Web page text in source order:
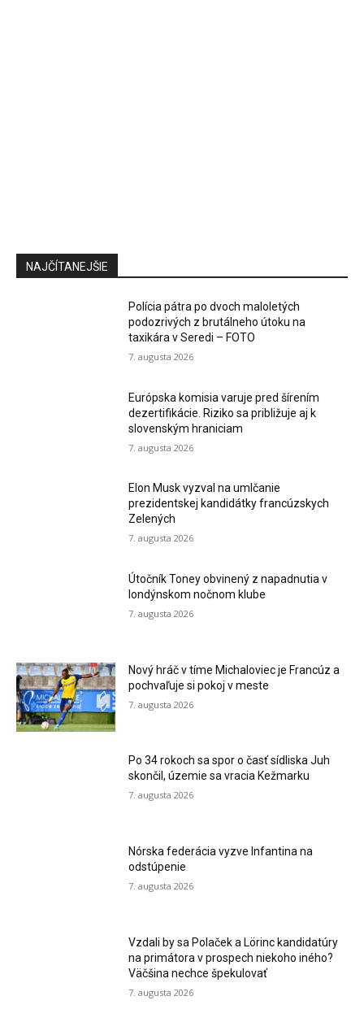
NAJČÍTANEJŠIE
Polícia pátra po dvoch maloletých
podozrivých z brutálneho útoku na
taxikára v Seredi – FOTO
7. augusta 2026
Európska komisia varuje pred šírením
dezertifikácie. Riziko sa približuje aj k
slovenským hraniciam
7. augusta 2026
Elon Musk vyzval na umlčanie
prezidentskej kandidátky francúzskych
Zelených
7. augusta 2026
Útočník Toney obvinený z napadnutia v
londýnskom nočnom klube
7. augusta 2026
Nový hráč v tíme Michaloviec je Francúz a
pochvaľuje si pokoj v meste
7. augusta 2026
Po 34 rokoch sa spor o časť sídliska Juh
skončil, územie sa vracia Kežmarku
7. augusta 2026
Nórska federácia vyzve Infantina na
odstúpenie
7. augusta 2026
Vzdali by sa Polaček a Lörinc kandidatúry
na primátora v prospech niekoho iného?
Väčšina nechce špekulovať
7. augusta 2026